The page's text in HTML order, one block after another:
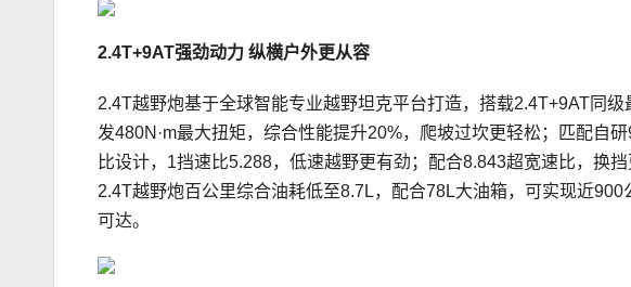
2.4T+9AT强劲动力 纵横户外更从容
2.4T越野炮基于全球智能专业越野坦克平台打造，搭载2.4T+9AT同
发480N·m最大扭矩，综合性能提升20%，爬坡过坎更轻松；匹配自
比设计，1挡速比5.288，低速越野更有劲；配合8.843超宽速比，换挡
2.4T越野炮百公里综合油耗低至8.7L，配合78L大油箱，可实现近
可达。